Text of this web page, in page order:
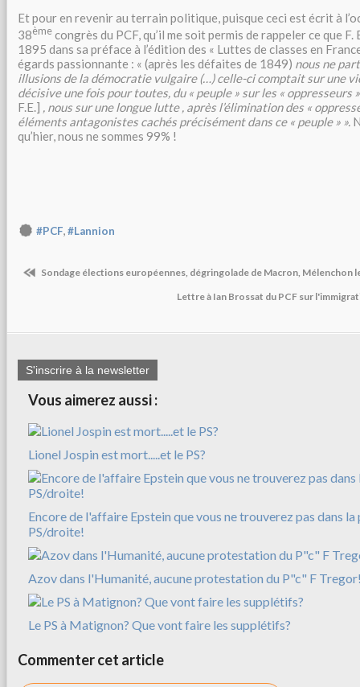
Et pour en revenir au terrain politique, puisque ceci est écrit à
38ème congrès du PCF, qu’il me soit permis de rappeler ce que
1895 dans sa préface à l’édition des « Luttes de classes en
égards passionnante : « (après les défaites de 1849) nous ne
illusions de la démocratie vulgaire (…) celle-ci comptait sur une
décisive une fois pour toutes, du « peuple » sur les « oppresseurs
F.E.] , nous sur une longue lutte , après l’élimination des «
éléments antagonistes cachés précisément dans ce « peuple » ».
qu’hier, nous ne sommes 99% !
#PCF,#Lannion
Sondage élections européennes, dégringolade de Macron, Mélenchon
Lettre à Ian Brossat du PCF sur
S'inscrire à la newsletter
Vous aimerez aussi :
Lionel Jospin est mort.....et le PS?
Encore de l'affaire Epstein que vous ne trouverez pas dans
PS/droite!
Azov dans l'Humanité, aucune protestation du P"c" F
Le PS à Matignon? Que vont faire les supplétifs?
Commenter cet article